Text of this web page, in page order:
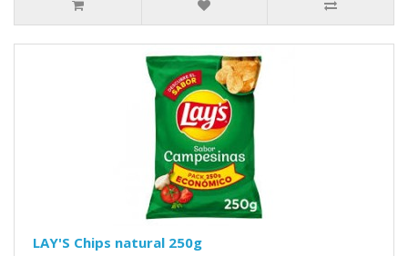
LAY'S Chips natural 250g